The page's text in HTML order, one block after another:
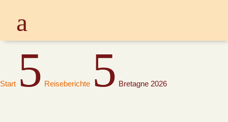
Start 5 Reiseberichte 5 Bretagne 2026